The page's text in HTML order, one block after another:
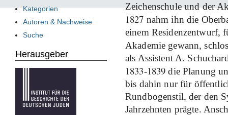
Zeichenschule und der
1827 nahm ihn die
einem Residenzentwurf,
Akademie gewann,
als Assistent A.
1833-1839 die Planung
bis dahin nur für
Rundbogenstil, der den
Jahrzehnten prägte.
Kategorien
Autoren & Nachweise
Suche
Herausgeber